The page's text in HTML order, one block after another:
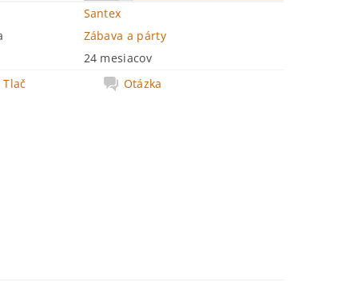
Santex
Zábava a párty
24 mesiacov
Tlač
Otázka